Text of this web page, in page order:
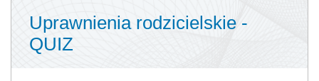
Uprawnienia rodzicielskie -
QUIZ